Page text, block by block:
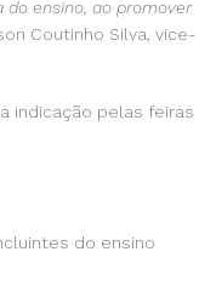
ensino, ao promover
Coutinho Silva, vice-
indicação pelas feiras
do ensino